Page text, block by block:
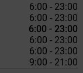
6:00 - 23:00
6:00 - 23:00
6:00 - 23:00
6:00 - 23:00
6:00 - 23:00
9:00 - 21:00